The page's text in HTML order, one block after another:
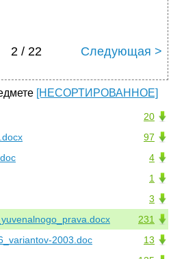
2 / 22 Следующая >
[НЕСОРТИРОВАННОЕ]
20
97
4
1
3
231
13
2003.doc